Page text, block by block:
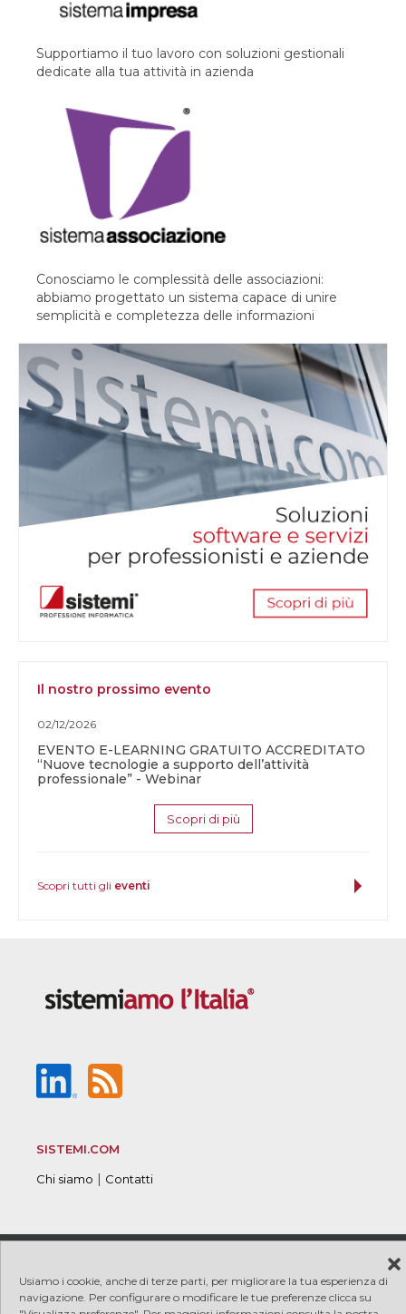
Usiamo i cookie, anche di terze parti, per migliorare la tua esperienza di
navigazione. Per configurare o modificare le tue preferenze clicca su
Supportiamo il tuo lavoro con soluzioni gestionali
dedicate alla tua attività in azienda
Conosciamo le complessità delle associazioni:
abbiamo progettato un sistema capace di unire
semplicità e completezza delle informazioni
Il nostro prossimo evento
02/12/2026
EVENTO E-LEARNING GRATUITO ACCREDITATO
“Nuove tecnologie a supporto dell’attività
professionale” - Webinar
Scopri di più
Scopri tutti gli eventi
SISTEMI.COM
Chi siamo Contatti
PRIVACY|COOKIE|Credits